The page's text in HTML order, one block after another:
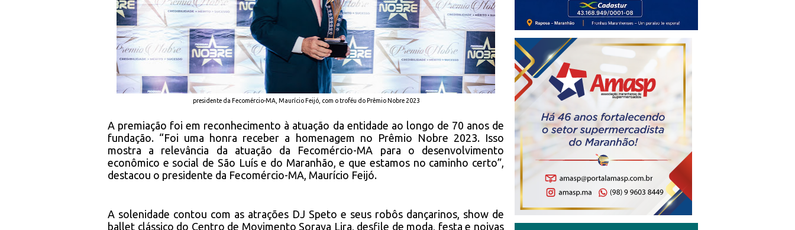
presidente da Fecomércio-MA, Maurício Feijó, com o troféu do Prêmio Nobre 2023
A premiação foi em reconhecimento à atuação da entidade ao longo de 70 anos de
fundação. “Foi uma honra receber a homenagem no Prêmio Nobre 2023. Isso
mostra a relevância da atuação da Fecomércio-MA para o desenvolvimento
econômico e social de São Luís e do Maranhão, e que estamos no caminho certo”,
destacou o presidente da Fecomércio-MA, Maurício Feijó.
A solenidade contou com as atrações DJ Speto e seus robôs dançarinos, show de
ballet clássico do Centro de Movimento Soraya Lira, desfile de moda, festa e noivas